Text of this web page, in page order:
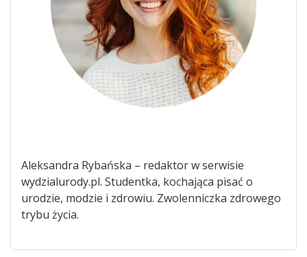
Aleksandra Rybańska – redaktor w serwisie
wydzialurody.pl. Studentka, kochająca pisać o
urodzie, modzie i zdrowiu. Zwolenniczka zdrowego
trybu życia.